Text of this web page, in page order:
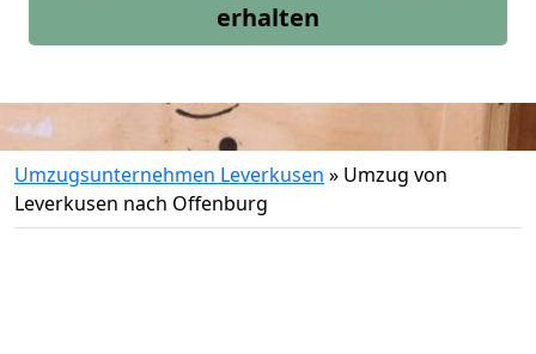
erhalten
Umzugsunternehmen Leverkusen » Umzug von
Leverkusen nach Offenburg